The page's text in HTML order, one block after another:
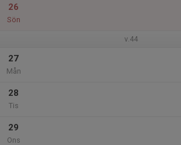
26
Sön
v.44
27
Mån
28
Tis
29
Ons